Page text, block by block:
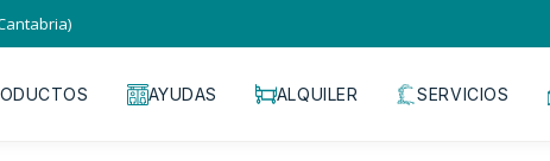
AYUDAS ALQUILER SERVICIOS